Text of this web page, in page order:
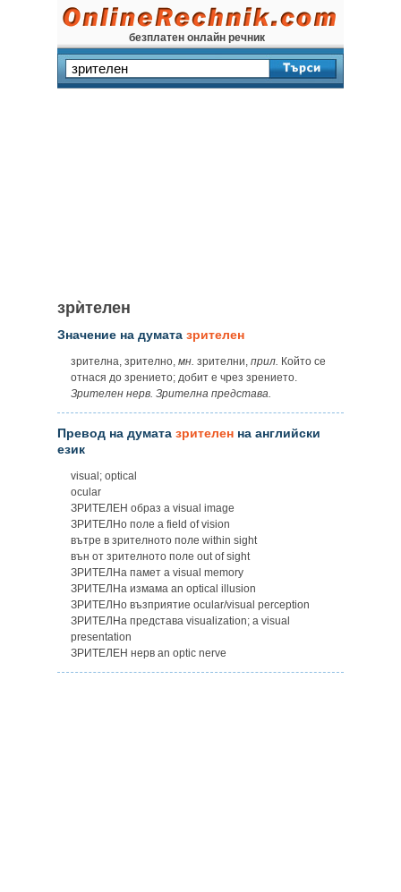
безплатен онлайн речник
зрѝтелен
Значение на думата зрителен
зрителна, зрително, мн. зрителни, прил. Който се
отнася до зрението; добит е чрез зрението.
Зрителен нерв. Зрителна представа.
Превод на думата зрителен на английски
език
visual; optical
ocular
ЗРИТЕЛЕН образ а visual image
ЗРИТЕЛНо поле a field of vision
вътре в зрителното поле within sight
вън от зрителното поле out of sight
ЗРИТЕЛНа памет a visual memory
ЗРИТЕЛНа измама an optical illusion
ЗРИТЕЛНо възприятие ocular/visual perception
ЗРИТЕЛНа представа visualization; a visual
presentation
ЗРИТЕЛЕН нерв an optic nerve